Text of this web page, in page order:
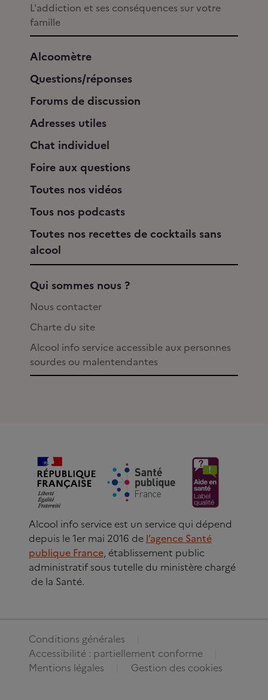
L'addiction et ses conséquences sur votre
famille
Alcoomètre
Questions/réponses
Forums de discussion
Adresses utiles
Chat individuel
Foire aux questions
Toutes nos vidéos
Tous nos podcasts
Toutes nos recettes de cocktails sans
alcool
Qui sommes nous ?
Nous contacter
Charte du site
Alcool info service accessible aux personnes
sourdes ou malentendantes
Alcool info service est un service qui dépend
depuis le 1er mai 2016 de l’agence Santé
publique France, établissement public
administratif sous tutelle du ministère chargé
de la Santé.
Conditions générales
Accessibilité : partiellement conforme
Mentions légales
Gestion des cookies